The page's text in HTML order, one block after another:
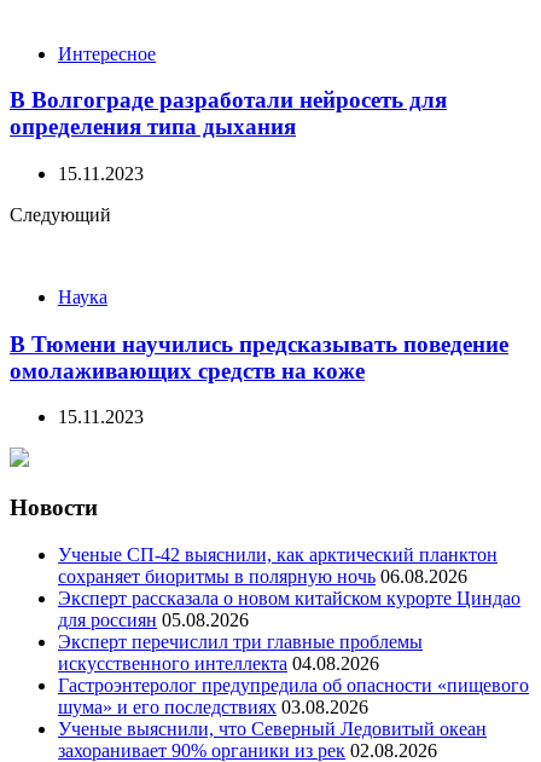
Интересное
В Волгограде разработали нейросеть для
определения типа дыхания
15.11.2023
Следующий
Наука
В Тюмени научились предсказывать поведение
омолаживающих средств на коже
15.11.2023
Новости
Ученые СП-42 выяснили, как арктический планктон
сохраняет биоритмы в полярную ночь 06.08.2026
Эксперт рассказала о новом китайском курорте Циндао
для россиян 05.08.2026
Эксперт перечислил три главные проблемы
искусственного интеллекта 04.08.2026
Гастроэнтеролог предупредила об опасности «пищевого
шума» и его последствиях 03.08.2026
Ученые выяснили, что Северный Ледовитый океан
захоранивает 90% органики из рек 02.08.2026